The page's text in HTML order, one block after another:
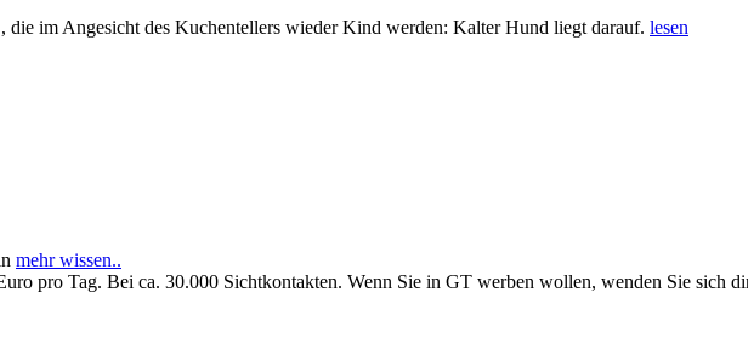
im Angesicht des Kuchentellers wieder Kind werden: Kalter Hund liegt darauf. lesen
mehr wissen..
pro Tag. Bei ca. 30.000 Sichtkontakten. Wenn Sie in GT werben wollen, wenden Sie sich